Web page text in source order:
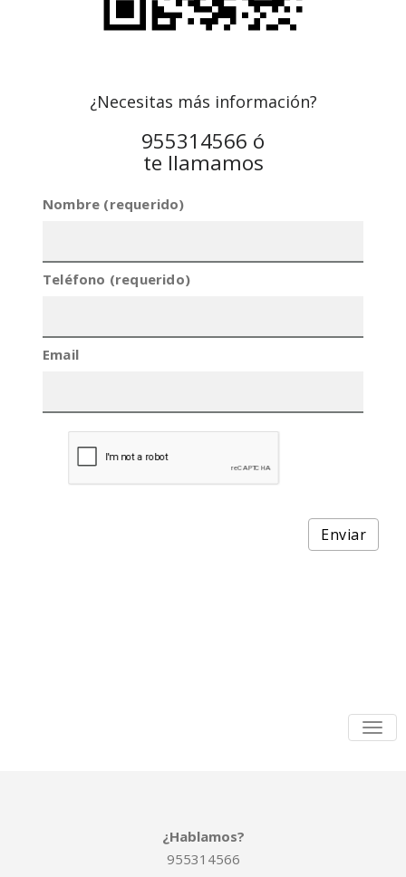
¿Necesitas más información?
955314566 ó
te llamamos
Nombre (requerido)
Teléfono (requerido)
Email
¿Hablamos?
955314566